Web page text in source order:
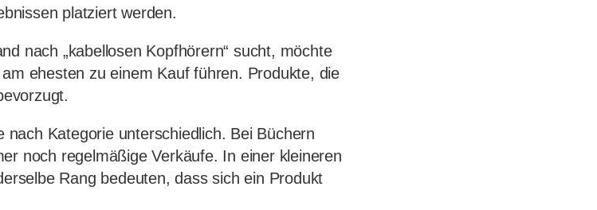
platziert werden.
nach „kabellosen Kopfhörern“ sucht, möchte
ehesten zu einem Kauf führen. Produkte, die
nach Kategorie unterschiedlich. Bei Büchern
noch regelmäßige Verkäufe. In einer kleineren
Rang bedeuten, dass sich ein Produkt